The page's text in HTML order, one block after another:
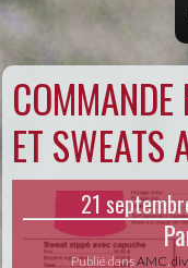
COMMANDE
ET SWEATS
21
Publié dansAMC,